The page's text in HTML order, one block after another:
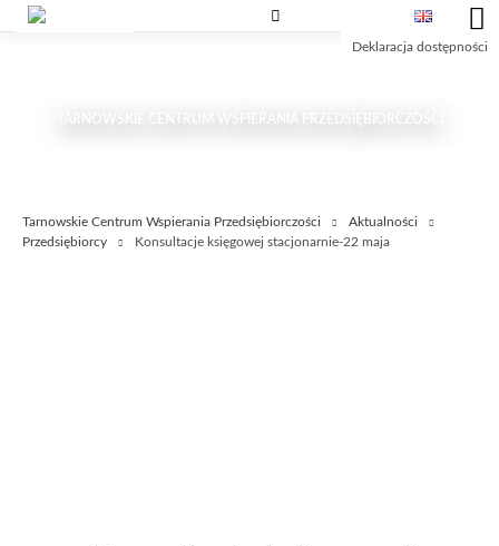
Przejdź
do
Przejdź
do
Przejdź
do
Deklaracja dostępności
TARNOWSKIE CENTRUM WSPIERANIA PRZEDSIĘBIORCZOŚCI
Tarnowskie Centrum Wspierania Przedsiębiorczości
Aktualności
Przedsiębiorcy
Konsultacje księgowej stacjonarnie-22 maja